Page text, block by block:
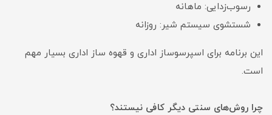
رسوب‌زدایی: ماهانه
شستشوی سیستم شیر: روزانه
این برنامه برای اسپرسوساز اداری و قهوه ساز اداری بسیار مهم
است.
چرا روش‌های سنتی دیگر کافی نیستند؟